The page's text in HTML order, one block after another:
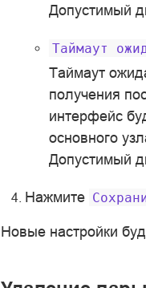
Допустимый
Таймаут
Таймаут
получения
интерфейс
основного
Допустимый
Нажмите
Новые настройки